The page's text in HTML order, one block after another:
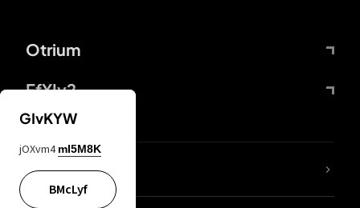
Otrium
FfYIy2
ZbBJcb
GIvKYW
jOXvm4 mI5M8K
BMcLyf